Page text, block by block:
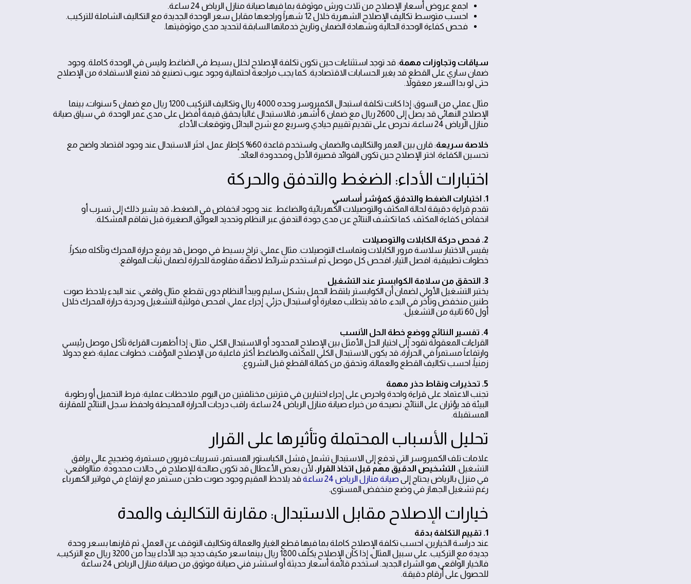
اجمع عروض أسعار الإصلاح من ثلاث ورش موثوقة بما فيها صيانة منازل الرياض 24 ساعة.
احسب متوسط تكاليف الإصلاح الشهرية خلال 12 شهراً وراجعها مقابل سعر الوحدة الجديدة مع التكاليف الشاملة للتركيب.
فحص كفاءة الوحدة الحالية وشهادة الضمان وتاريخ خدماتها السابقة لتحديد مدى موثوقيتها.
سياقات وتجاوزات مهمة: قد توجد استثناءات حين تكون تكلفة الإصلاح لخلل بسيط في الضاغط وليس في الوحدة كاملة. وجود
ضمان ساري على القطع قد يغير الحسابات الاقتصادية. كما يجب مراجعة احتمالية وجود عيوب تصنيع قد تمنع الاستفادة من الإصلاح
حتى لو بدا السعر معقولا.
مثال عملي من السوق: إذا كانت تكلفة استبدال الكمبروسر وحده 4000 ريال وتكاليف التركيب 1200 ريال مع ضمان 5 سنوات، بينما
الإصلاح النهائي قد يصل إلى 2600 ريال مع ضمان 6 أشهر، فالاستبدال غالباً يحقق قيمة أفضل على مدى عمر الوحدة. في سياق صيانة
منازل الرياض 24 ساعة، نحرص على تقديم تقييم حيادي وسريع مع شرح البدائل وتوقعات الأداء.
خلاصة سريعة
: قارن بين العمر والتكاليف والضمان، واستخدم قاعدة 60% كإطار عمل. اختَر الاستبدال عند وجود اقتصاد واضح مع
تحسين الكفاءة. اختر الإصلاح حين تكون الفوائد قصيرة الأجل ومحدودة العائد.
اختبارات الأداء: الضغط والتدفق والحركة
1. اختبارات الضغط والتدفق كمؤشر أساسي
تقدم قراءة دقيقة لحالة المكثف والتوصيلات الكهربائية والضاغط. عند وجود انخفاض في الضغط، قد يشير ذلك إلى تسرب أو
انخفاض كفاءة المكثف. كما تكشف النتائج عن مدى جودة التدفق عبر النظام وتحديد العوائق الصغيرة قبل تفاقم المشكلة.
2. فحص حركة الكابلات والتوصيلات
يقيس الاختبار سلاسة مرور الكابلات وتماسك التوصيلات. مثال عملي: تراخٍ بسيط في موصل قد يرفع حرارة المحرك وتآكله مبكراً.
خطوات تطبيقية: افصل التيار، افحص كل موصل، ثم استخدم شرائط لاصقة مقاومة للحرارة لضمان ثبات المواقع.
3. التحقق من سلامة الكوابستر عند التشغيل
يختبر التشغيل الأولي لضمان أن الكوابستر يلتقط الحمل بشكل سليم ويبدأ النظام دون تقطع. مثال واقعي: عند البدء يلاحظ صوت
طنين منخفض وتأخر في البدء، ما قد يتطلب معايرة أو استبدال جزئي. إجراء عملي: افحص فولتية التشغيل ودرجة حرارة المحرك خلال
أول 60 ثانية من التشغيل.
4. تفسير النتائج ووضع خطة الحل الأنسب
القراءات المعقولة تقود إلى اختيار الحل الأمثل بين الإصلاح المحدود أو الاستبدال الكلي. مثال: إذا أظهرت القراءة تآكل موصل رئيسي
وارتفاعاً مستمراً في الحرارة، قد يكون الاستبدال الكلي للمكثف والضاغط أكثر فاعلية من الإصلاح المؤقت. خطوات عملية: ضع جدولا
زمنياً، احسب تكاليف القطع والعمالة، وتحقق من كفالة القطع قبل الشروع.
5. تحذيرات ونقاط حذر مهمة
تجنب الاعتماد على قراءة واحدة واحرص على إجراء اختبارين في فترتين مختلفتين من اليوم. ملاحظات عملية: فرط التحميل أو رطوبة
البيئة قد يؤثران على النتائج. نصيحة من خبراء صيانة منازل الرياض 24 ساعة: راقب درجات الحرارة المحيطة واحفظ سجل النتائج للمقارنة
المستقبلة.
تحليل الأسباب المحتملة وتأثيرها على القرار
علامات تلف الكمبروسر التي تدفع إلى الاستبدال تشمل فشل الكباستور المستمر، تسريبات فريون مستمرة، وضجيج عالي يرافق
التشغيل. التشخيص الدقيق مهم قبل اتخاذ القرار، لأن بعض الأعطال قد تكون صالحة للإصلاح في حالات محدودة. مثالواقعي:
في منزل بالرياض يحتاج إلىصيانة منازل الرياض 24 ساعة
قد يلاحظ المقيم وجود صوت طحن مستمر مع ارتفاع في فواتير الكهرباء
رغم تشغيل الجهاز في وضع منخفض المستوى.
خيارات الإصلاح مقابل الاستبدال: مقارنة التكاليف والمدة
1. تقييم التكلفة بدقة
عند دراسة الخيارين، احسب تكلفة الإصلاح كاملة بما فيها قطع الغيار والعمالة وتكاليف التوقف عن العمل. ثم قارنها بسعر وحدة
جديدة مع التركيب. على سبيل المثال، إذا كان الإصلاح يكلّف 1800 ريال بينما سعر مكيف جديد جيد الأداء يبدأ من 3200 ريال مع التركيب،
فالخيار الواقعي هو الشراء الجديد. استخدم قائمة أسعار حديثة أو استشر فني صيانة موثوق من صيانة منازل الرياض 24 ساعة
للحصول على أرقام دقيقة.